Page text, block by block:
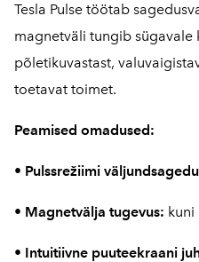
Tesla Pulse töötab
magnetväli tungib sügavale
põletikuvastast,
toetavat toimet.
Peamised omadused:
• Pulssrežiimi
• Magnetvälja tugevus: kuni
• Intuitiivne puuteekraani